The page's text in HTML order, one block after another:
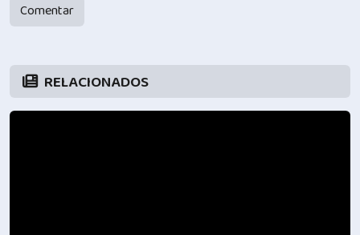
Comentar
RELACIONADOS